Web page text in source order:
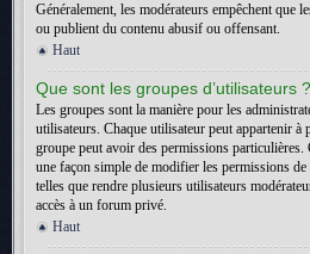
Généralement, les modérateurs empêchent que
ou publient du contenu abusif ou offensant.
Haut
Que sont les groupes d’utilisateurs ?
Les groupes sont la manière pour les
utilisateurs. Chaque utilisateur peut appartenir à
groupe peut avoir des permissions
une façon simple de modifier les permissions
telles que rendre plusieurs utilisateurs
accès à un forum privé.
Haut